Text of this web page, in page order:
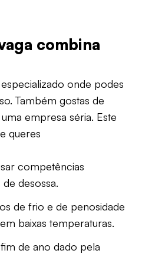
combina
onde podes
Também gostas de
empresa séria. Este
queres
competências
desossa.
de frio e de penosidade
baixas temperaturas.
de ano dado pela